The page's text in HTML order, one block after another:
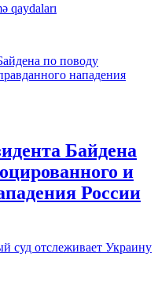
qaydaları
Байдена
и
России